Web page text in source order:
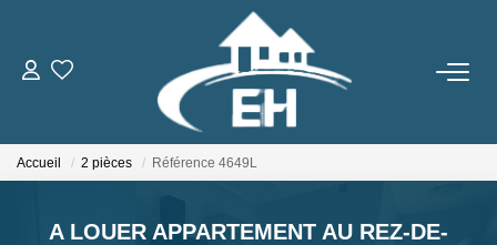
ACHETER
LOUER
Nos Biens
Accueil 2 pièces Référence 4649L
A LOUER APPARTEMENT AU REZ-DE-